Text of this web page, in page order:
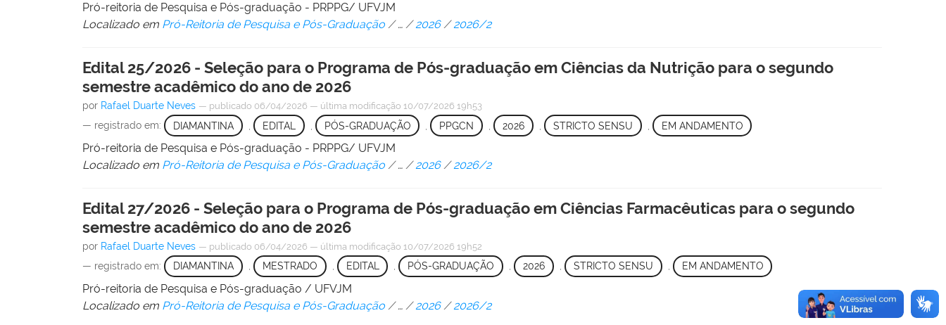
Pró-reitoria de Pesquisa e Pós-graduação - PRPPG/ UFVJM
Localizado em Pró-Reitoria de Pesquisa e Pós-Graduação /…/2026 /2026/2
Edital 25/2026 - Seleção para o Programa de Pós-graduação em Ciências da Nutrição para o segundo
semestre acadêmico do ano de 2026
por Rafael Duarte Neves — publicado 06/04/2026 — última modificação 10/07/2026 19h53
— registrado em: DIAMANTINA EDITAL PÓS-GRADUAÇÃO , PPGCN , 2026 STRICTO SENSU EM ANDAMENTO
Pró-reitoria de Pesquisa e Pós-graduação - PRPPG/ UFVJM
Localizado em Pró-Reitoria de Pesquisa e Pós-Graduação /…/2026 /2026/2
Edital 27/2026 - Seleção para o Programa de Pós-graduação em Ciências Farmacêuticas para o segundo
semestre acadêmico do ano de 2026
por Rafael Duarte Neves — publicado 06/04/2026 — última modificação 10/07/2026 19h52
— registrado em: DIAMANTINA , MESTRADO , EDITAL , PÓS-GRADUAÇÃO , 2026 , STRICTO SENSU , EM ANDAMENTO
Pró-reitoria de Pesquisa e Pós-graduação / UFVJM
Localizado em Pró-Reitoria de Pesquisa e Pós-Graduação /… /2026 /2026/2